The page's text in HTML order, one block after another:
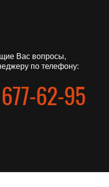
Вас вопросы,
по телефону:
62-95